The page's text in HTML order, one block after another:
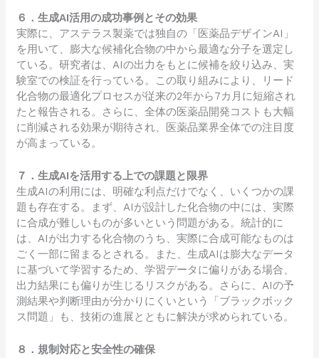
６．生成AI活用の成功事例とその効果
実際に、アステラス製薬では独自の「医薬品デザインAI」
を用いて、膨大な候補化合物の中から最適な分子を選定し
ている。研究者は、AIの出力をもとに候補を絞り込み、実
験室での検証を行っている。この取り組みにより、リード
化合物の最適化プロセスが従来の2年から7カ月に短縮され
たと報告される。さらに、全体の医薬品開発コストも大幅
に削減される効果が期待され、医薬品業界全体での注目度
が高まっている。
７．生成AIを活用する上での課題と限界
生成AIの利用には、明確な利点だけでなく、いくつかの課
題も存在する。まず、AIが設計した化合物の中には、実際
に合成が難しいものが多いという問題がある。統計的に
は、AIが出力する化合物のうち、実際に合成可能なものは
ごく一部に留まるとされる。また、生成AIは膨大なデータ
に基づいて学習するため、学習データに偏りがある場合、
出力結果にも偏りが生じるリスクがある。さらに、AIの予
測結果や判断理由が分かりにくいという「ブラックボック
ス問題」も、技術の進展とともに解決が求められている。
８．規制対応と安全性の確保